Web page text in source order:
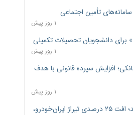
۱ روز پیش
برای دانشجویان تحصیلات تکمیلی
۱ روز پیش
افزایش سپرده قانونی با هدف
۱ روز پیش
ترمز تولید خودرو کشیده شد؛ افت ۲۵ درصدی تیراژ ایران‌خودرو،